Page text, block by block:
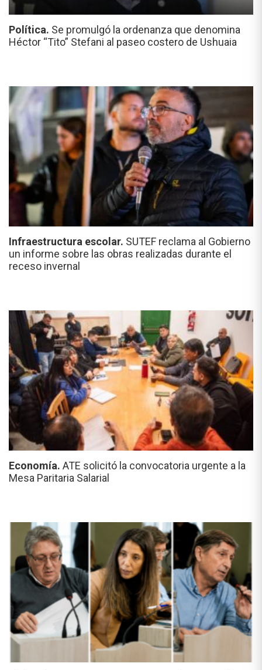
Política. Se promulgó la ordenanza que denomina
Héctor “Tito” Stefani al paseo costero de Ushuaia
Infraestructura escolar. SUTEF reclama al Gobierno
un informe sobre las obras realizadas durante el
receso invernal
Economía. ATE solicitó la convocatoria urgente a la
Mesa Paritaria Salarial